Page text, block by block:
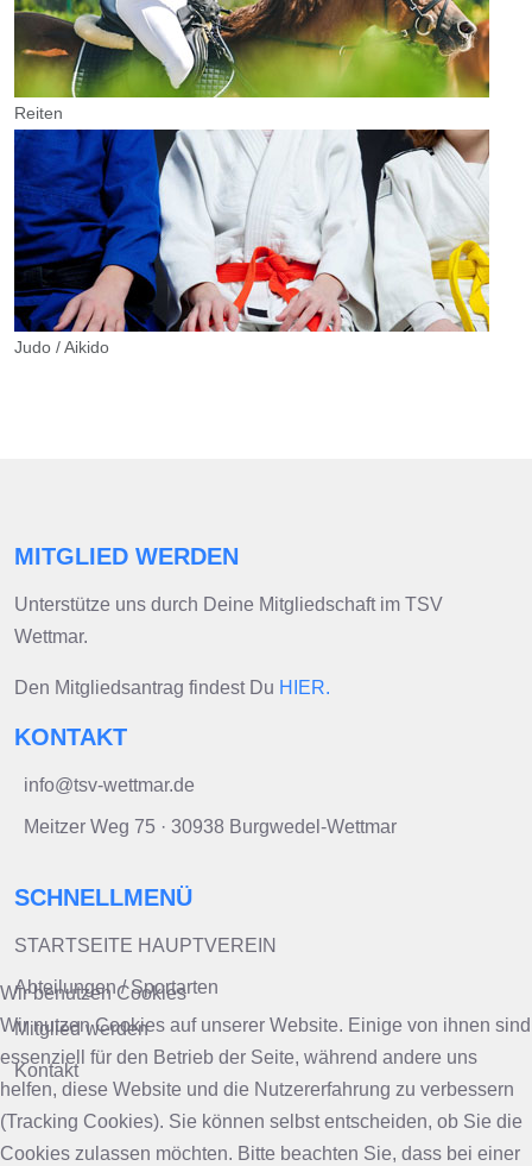
Reiten
Judo / Aikido
MITGLIED WERDEN
Unterstütze uns durch Deine Mitgliedschaft im TSV
Wettmar.
Den Mitgliedsantrag findest Du HIER.
KONTAKT
info@tsv-wettmar.de
Meitzer Weg 75 · 30938 Burgwedel-Wettmar
SCHNELLMENÜ
STARTSEITE HAUPTVEREIN
Abteilungen / Sportarten
Mitglied werden
Kontakt
Wir benutzen Cookies
Wir nutzen Cookies auf unserer Website. Einige von ihnen sind
essenziell für den Betrieb der Seite, während andere uns
helfen, diese Website und die Nutzererfahrung zu verbessern
(Tracking Cookies). Sie können selbst entscheiden, ob Sie die
Cookies zulassen möchten. Bitte beachten Sie, dass bei einer